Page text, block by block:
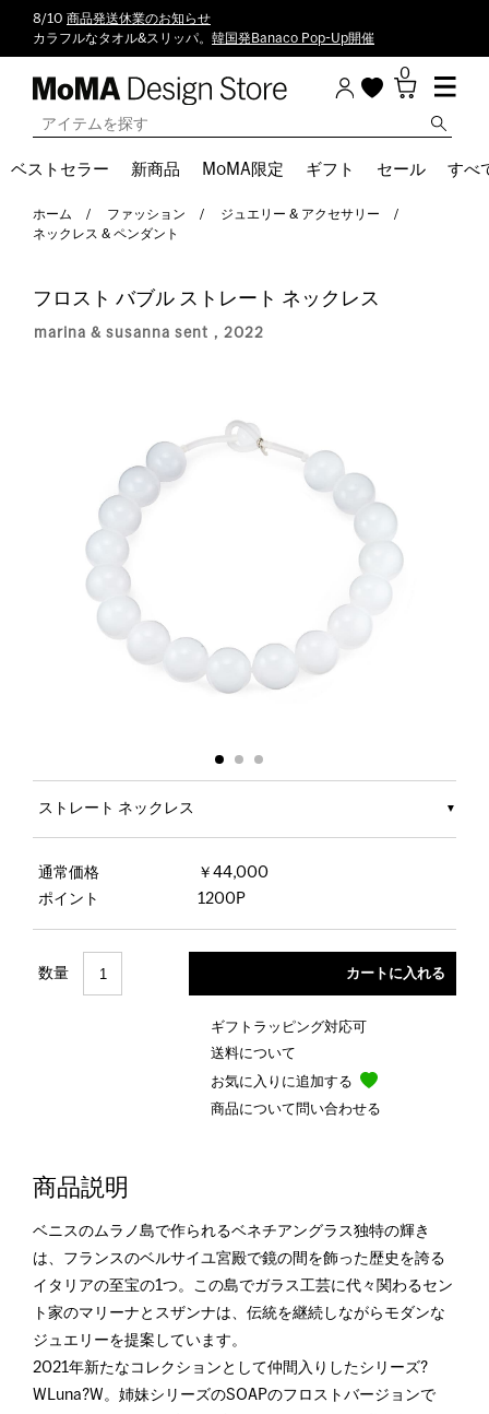
8/10 商品発送休業のお知らせ
カラフルなタオル&スリッパ。 韓国発Banaco Pop-Up開催
0
ベストセラー 新商品 MoMA限定 ギフト セール すべ
ホーム ファッション
ジュエリー & アクセサリー
ネックレス & ペンダント
フロスト バブル ストレート ネックレス
marina & susanna sent，2022
ストレート ネックレス
通常価格
￥44,000
ポイント
1200P
数量
ギフトラッピング対応可
送料について
お気に入りに追加する
商品について問い合わせる
商品説明
ベニスのムラノ島で作られるベネチアングラス独特の輝き
は、フランスのベルサイユ宮殿で鏡の間を飾った歴史を誇る
イタリアの至宝の1つ。この島でガラス工芸に代々関わるセン
ト家のマリーナとスザンナは、伝統を継続しながらモダンな
ジュエリーを提案しています。
2021年新たなコレクションとして仲間入りしたシリーズ?
WLuna?W。姉妹シリーズのSOAPのフロストバージョンで